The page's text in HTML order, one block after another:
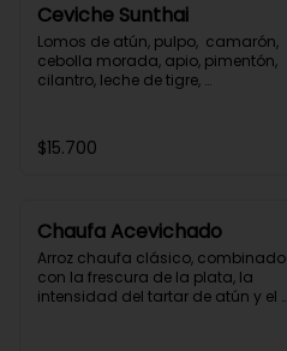
Ceviche Sunthai
Lomos de atún, pulpo,  camarón,
cebolla morada, apio, pimentón,
cilantro, leche de tigre,
(Picante bajo)
$15.700
Chaufa Acevichado
Arroz chaufa clásico, combinado
con la frescura de la plata, la
intensidad del tartar de atún y el